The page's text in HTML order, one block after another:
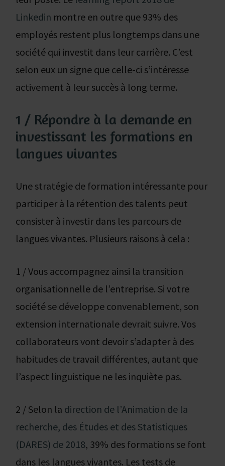
Linkedin montre en outre que 93% des
employés restent plus longtemps dans une
société qui investit dans leur carrière. C’est
selon eux un signe que celle-ci s’intéresse
activement à leur succès à long terme.
1 / Répondre à la demande en
investissant les formations en
langues vivantes
Une stratégie de formation intéressante pour
participer à la rétention des talents peut
consister à investir dans les parcours de
langues vivantes. Plusieurs raisons à cela :
1 / Vous accompagnez ainsi la transition
organisationnelle de l’entreprise. Si votre
société se développe convenablement, son
extension internationale devrait suivre. Vos
collaborateurs vont devoir s’adapter à des
habitudes de travail différentes, autant que
l’aspect linguistique ne les inquiète pas.
2 / Selon la direction de l’Animation de la
recherche, des Études et des Statistiques
(DARES) de 2018, 39% des formations se font
dans les langues vivantes. Les tests de